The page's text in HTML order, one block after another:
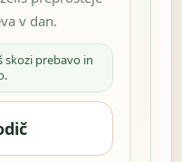
v dan.
skozi prebavo in